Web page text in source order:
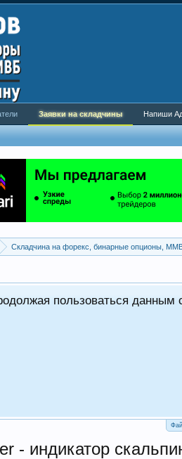
Складчина на форекс, бинарные опционы,
пользоваться
- индикатор
Заявки на складчины Напиши